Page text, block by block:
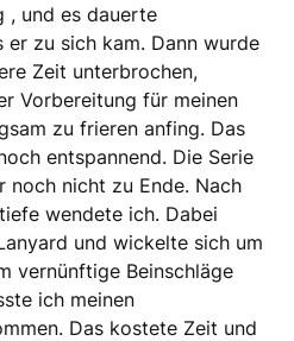
, und es dauerte
er zu sich kam. Dann wurde
Zeit unterbrochen,
Vorbereitung für meinen
zu frieren anfing. Das
entspannend. Die Serie
noch nicht zu Ende. Nach
wendete ich. Dabei
und wickelte sich um
vernünftige Beinschläge
ich meinen
Das kostete Zeit und